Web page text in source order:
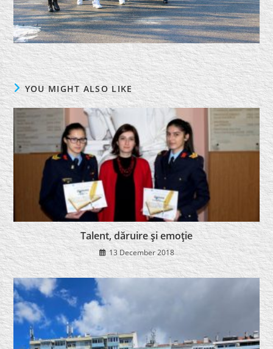
YOU MIGHT ALSO LIKE
Talent, dăruire şi emoţie
13 December 2018